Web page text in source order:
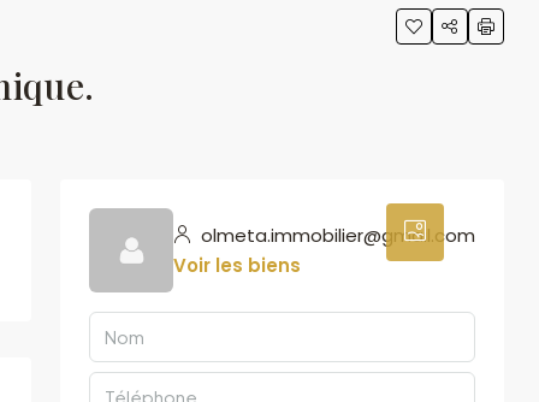
olmeta.immobilier@gmail.com
Voir les biens